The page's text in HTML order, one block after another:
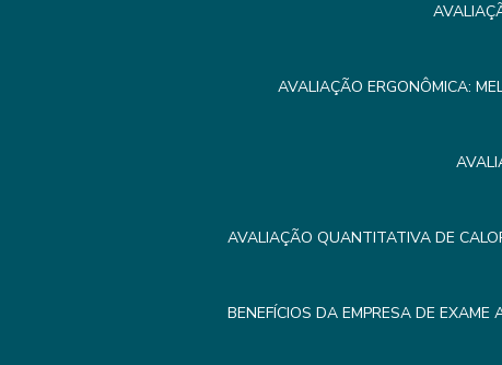
AVALIAÇÃO ERGONÔMICA:
AVALIAÇÃO QUANTITATIVA DE
BENEFÍCIOS DA EMPRESA DE EXAME